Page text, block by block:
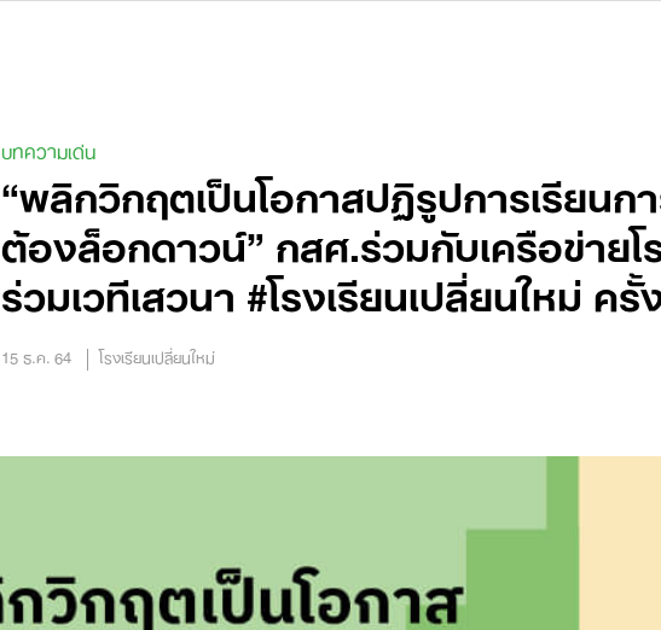
บทความเด่น
“พลิกวิกฤตเป็นโอกาสปฏิรูปการเรียนก
ต้องล็อกดาวน์” กสศ.ร่วมกับเครือข่าย
ร่วมเวทีเสวนา #โรงเรียนเปลี่ยนใหม่ ค
15 ธ.ค. 64 โรงเรียนเปลี่ยนใหม่